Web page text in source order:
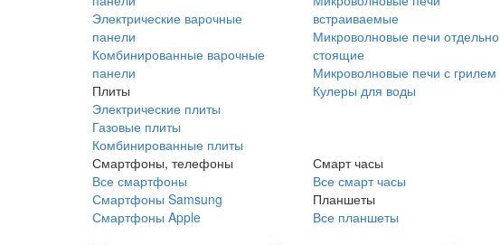
Электрические варочные
панели
Комбинированные варочные
панели
Плиты
Электрические плиты
Газовые плиты
Комбинированные плиты
встраиваемые
Микроволновые печи отдельно
стоящие
Микроволновые печи с грилем
Кулеры для воды
Смартфоны, телефоны
Все смартфоны
Смартфоны Samsung
Смартфоны Apple
Смарт часы
Все смарт часы
Планшеты
Все планшеты